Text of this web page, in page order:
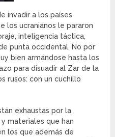
invadir a los países
los ucranianos le pararon
inteligencia táctica,
punta occidental. No por
bien armándose hasta los
para disuadir al Zar de la
rusos: con un cuchillo
exhaustas por la
materiales que han
los que además de